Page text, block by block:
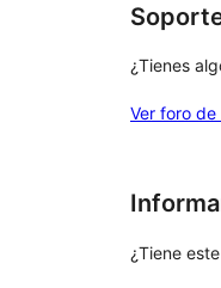
¿Tienes
Ver foro
¿Tiene